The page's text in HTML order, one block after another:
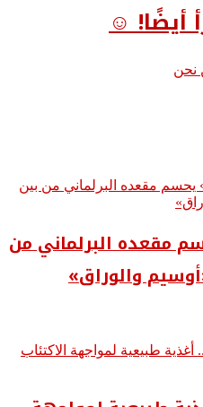
أيضًا! ☺
مقعده البرلماني من